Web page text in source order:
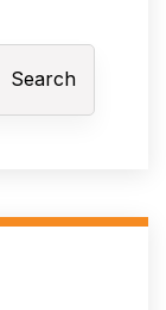
Search